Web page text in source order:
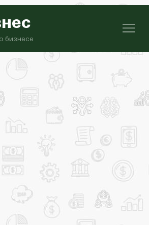
бизнесе